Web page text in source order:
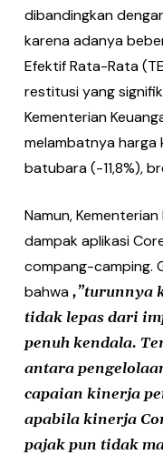
dibandingkan
karena adanya
Efektif Rata-Rata
restitusi yang
Kementerian
melambatnya
batubara (-11,8%),
Namun,
dampak aplikasi
compang-camping.
bahwa ,”turunnya
tidak lepas dari
penuh kendala.
antara
capaian kinerja
apabila kinerja
pajak pun tidak